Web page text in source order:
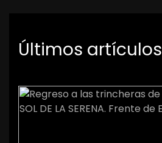
Últimos artículos